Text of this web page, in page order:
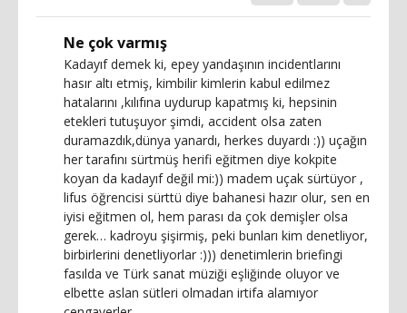
Ne çok varmış
Kadayıf demek ki, epey yandaşının incidentlarını
hasır altı etmiş, kimbilir kimlerin kabul edilmez
hatalarını ,kılıfına uydurup kapatmış ki, hepsinin
etekleri tutuşuyor şimdi, accident olsa zaten
duramazdık,dünya yanardı, herkes duyardı :)) uçağın
her tarafını sürtmüş herifi eğitmen diye kokpite
koyan da kadayıf değil mi:)) madem uçak sürtüyor ,
lifus öğrencisi sürttü diye bahanesi hazır olur, sen en
iyisi eğitmen ol, hem parası da çok demişler olsa
gerek… kadroyu şişirmiş, peki bunları kim denetliyor,
birbirlerini denetliyorlar :))) denetimlerin briefingi
fasılda ve Türk sanat müziği eşliğinde oluyor ve
elbette aslan sütleri olmadan irtifa alamıyor